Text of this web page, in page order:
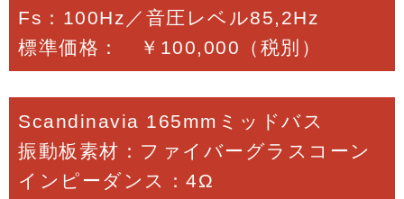
Fs：100Hz／音圧レベル85,2Hz
標準価格： ￥100,000（税別）
Scandinavia 165mmミッドバス
振動板素材：ファイバーグラスコーン
インピーダンス：4Ω